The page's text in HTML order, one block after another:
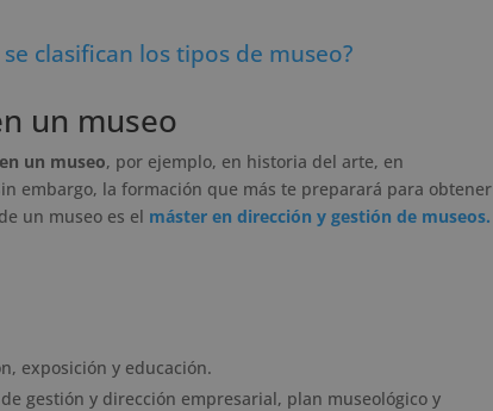
se clasifican los tipos de museo?
un museo
un museo, por ejemplo, en historia del arte, en
embargo, la formación que más te preparará para obtener
un museo es el máster en dirección y gestión de museos.
exposición y educación.
gestión y dirección empresarial, plan museológico y